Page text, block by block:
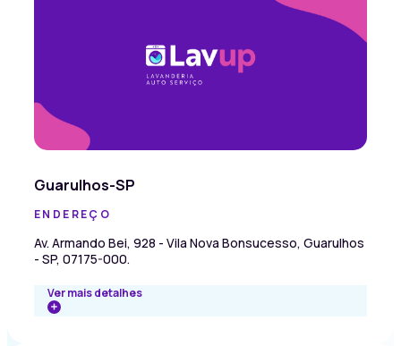
Guarulhos-SP
ENDEREÇO
Av. Armando Bei, 928 - Vila Nova Bonsucesso, Guarulhos
- SP, 07175-000.
Ver mais detalhes